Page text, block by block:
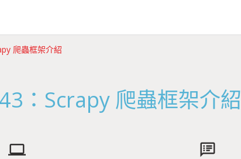
爬蟲框架介紹
：Scrapy 爬蟲框架介紹
computer speaker_notes